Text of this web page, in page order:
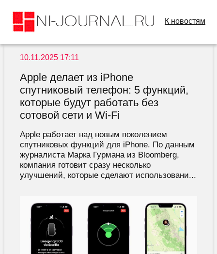
К новостям
10.11.2025 17:11
Apple делает из iPhone
спутниковый телефон: 5 функций,
которые будут работать без
сотовой сети и Wi-Fi
Apple работает над новым поколением
спутниковых функций для iPhone. По данным
журналиста Марка Гурмана из Bloomberg,
компания готовит сразу несколько
улучшений, которые сделают использовани...